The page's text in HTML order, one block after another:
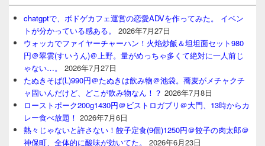
chatgptで、ボドゲカフェ運営の恋愛ADVを作ってみた。 イベン
トが分かっている感ある。
2026年7月27日
ウォッカでファイヤーチャーハン！火焰炒飯＆坦坦面セット980
円＠翠雲(すいうん)＠上野。量がめっちゃ多くて絶対に一人前じ
ゃない…。
2026年7月27日
たぬきそば(L)990円＠たぬきは飲み物＠池袋。蕎麦がメチャクチ
ャ固いんだけど、どこが飲み物なん！？ 2026年7月8日
ローストポーク200g1430円＠ビストロガブリ＠大門、13時からカ
レー食べ放題！ 2026年7月6日
熱々じゃないと許さない！餃子定食(9個)1250円＠餃子の肉太郎＠
神保町、全体的に酸味が効いてた。
2026年6月23日